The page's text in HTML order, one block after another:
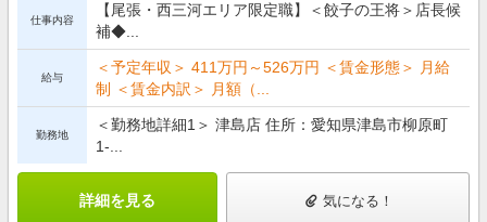
仕事内容
【尾張・西三河エリア限定職】＜餃子の王将＞店長候
補◆...
給与
＜予定年収＞ 411万円～526万円 ＜賃金形態＞ 月給
制 ＜賃金内訳＞ 月額（...
勤務地
＜勤務地詳細1＞ 津島店 住所：愛知県津島市柳原町
1-...
詳細を見る 気になる！